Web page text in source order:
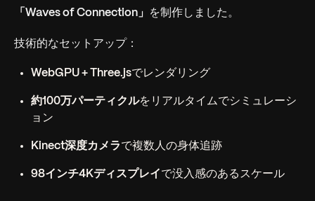
「Waves of Connection」
を制作しました。
技術的なセットアップ：
WebGPU + Three.jsでレンダリング
約100万パーティクルをリアルタイムでシミュレーシ
ョン
Kinect深度カメラ で複数人の身体追跡
98インチ4Kディスプレイ で没入感のあるスケール